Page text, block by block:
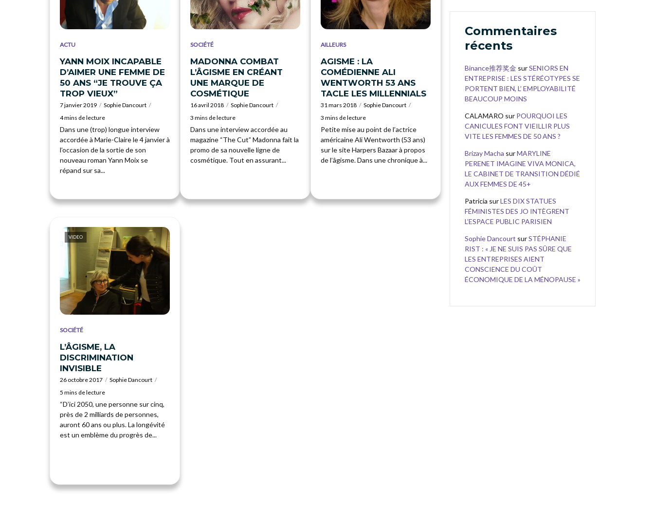
ACTU
YANN MOIX INCAPABLE
D’AIMER UNE FEMME DE
50 ANS “JE TROUVE ÇA
TROP VIEUX”
7 janvier 2019
Sophie Dancourt
4 mins de lecture
Dans une (trop) longue interview
accordée à Marie-Claire le 4 janvier à
l’occasion de la sortie de son
nouveau roman Yann Moix se
répand sur sa...
SOCIÉTÉ
MADONNA COMBAT
L’ÂGISME EN CRÉANT
UNE MARQUE DE
COSMÉTIQUE
16 avril 2018
Sophie Dancourt
3 mins de lecture
Dans une interview accordée au
magazine “The Cut” Madonna fait la
promo de sa nouvelle ligne de
cosmétique. Tout en assurant...
AILLEURS
AGISME : LA
COMÉDIENNE ALI
WENTWORTH 53 ANS
TACLE LES MILLENNIALS
31 mars 2018
Sophie Dancourt
3 mins de lecture
Petite mise au point de l’actrice
américaine Ali Wentworth (53 ans)
sur le site Harpers Bazaar à propos
de l’âgisme. Dans une chronique à...
VIDEO
SOCIÉTÉ
L’ÂGISME, LA
DISCRIMINATION
INVISIBLE
26 octobre 2017
Sophie Dancourt
5 mins de lecture
“D’ici 2050, une personne sur cinq,
près de 2 milliards de personnes,
auront 60 ans ou plus. La longévité
est un emblème du progrès de...
Commentaires
récents
Binance推荐奖金 surSENIORS EN
ENTREPRISE : LES STÉRÉOTYPES SE
PORTENT BIEN, L’ EMPLOYABILITÉ
BEAUCOUP MOINS
CALAMARO sur POURQUOI LES
CANICULES FONT VIEILLIR PLUS
VITE LES FEMMES DE 50 ANS ?
Brizay Macha surMARYLINE
PERENET IMAGINE VIVA MONICA,
LE CABINET DE TRANSITION DÉDIÉ
AUX FEMMES DE 45+
Patricia surLES DIX STATUES
FÉMINISTES DES JO INTÈGRENT
L’ESPACE PUBLIC PARISIEN
Sophie Dancourt surSTÉPHANIE
RIST : « JE NE SUIS PAS SÛRE QUE
LES ENTREPRISES AIENT
CONSCIENCE DU COÛT
ÉCONOMIQUE DE LA MÉNOPAUSE »